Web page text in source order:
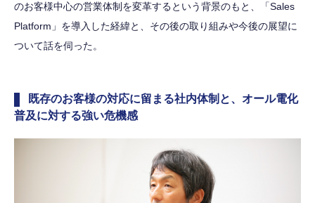
のお客様中心の営業体制を変革するという背景のもと、「Sales
Platform」を導入した経緯と、その後の取り組みや今後の展望に
ついて話を伺った。
既存のお客様の対応に留まる社内体制と、オール電化
普及に対する強い危機感